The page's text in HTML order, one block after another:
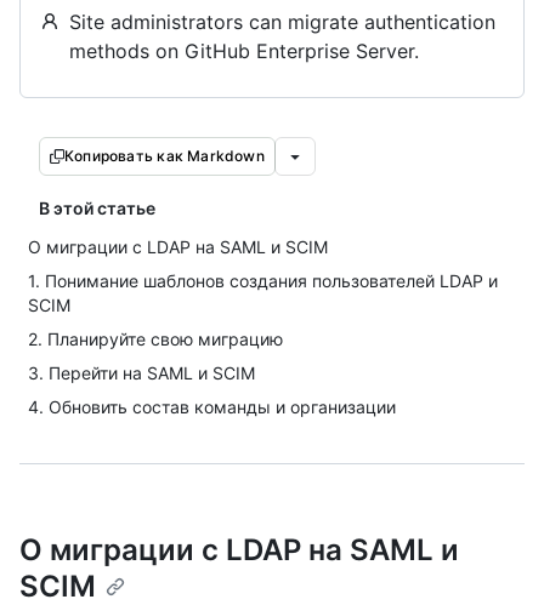
Site administrators can migrate authentication
methods on GitHub Enterprise Server.
Копировать как Markdown
В этой статье
О миграции с LDAP на SAML и SCIM
1. Понимание шаблонов создания пользователей LDAP и
SCIM
2. Планируйте свою миграцию
3. Перейти на SAML и SCIM
4. Обновить состав команды и организации
О миграции с LDAP на SAML и
SCIM